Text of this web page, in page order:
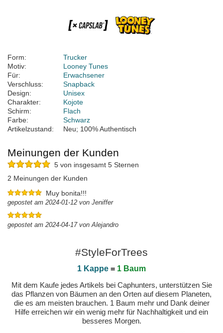
Form:
Trucker
Motiv:
Looney Tunes
Für:
Erwachsener
Verschluss:
Snapback
Design:
Unisex
Charakter:
Kojote
Schirm:
Flach
Farbe:
Schwarz
Artikelzustand:
Neu; 100% Authentisch
Meinungen der Kunden
5 von insgesamt 5 Sternen
2 Meinungen der Kunden
Muy bonita!!!
gepostet am 2024-01-12 von Jeniffer
gepostet am 2024-04-17 von Alejandro
#StyleForTrees
1 Kappe = 1 Baum
Mit dem Kaufe jedes Artikels bei Caphunters, unterstützen Sie
das Pflanzen von Bäumen an den Orten auf diesem Planeten,
die es am meisten brauchen. 1 Baum mehr und Dank deiner
Hilfe erreichen wir ein wenig mehr für Nachhaltigkeit und ein
besseres Morgen.